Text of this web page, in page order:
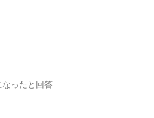
ったと回答